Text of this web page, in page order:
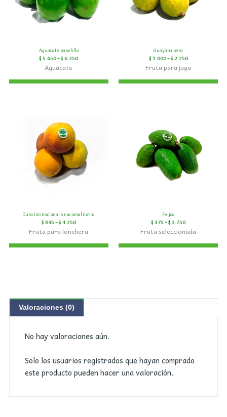
Aguacate papelillo
$ 5.650–$ 6.250
Aguacate
Guayaba pera
$ 1.000–$ 2.250
Fruta para jugo
Durazno nacional o nacional extra
$ 845 –$ 4.250
Fruta para lonchera
Feijoa
$ 375 –$ 3.750
Fruta seleccionada
Valoraciones (0)
No hay valoraciones aún.
Solo los usuarios registrados que hayan comprado
este producto pueden hacer una valoración.